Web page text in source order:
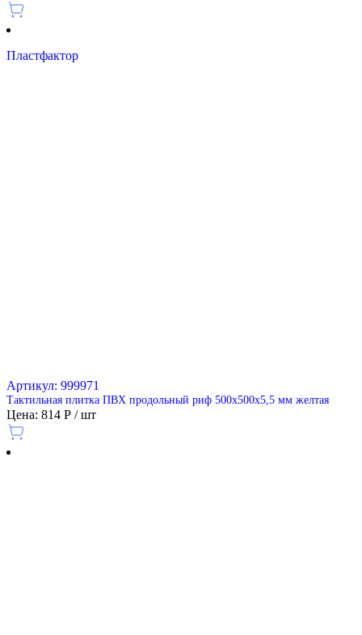
Пластфактор
Артикул: 999971
Тактильная плитка ПВХ продольный риф 500х500х5,5 мм желтая
Цена: 814 Р / шт